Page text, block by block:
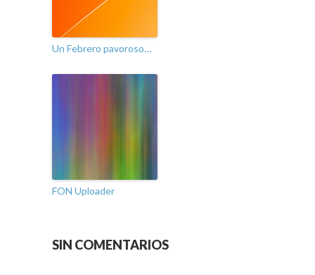
Un Febrero pavoroso…
FON Uploader
SIN COMENTARIOS